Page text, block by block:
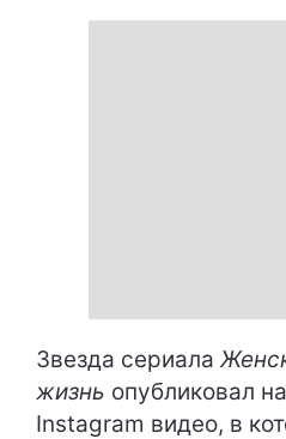
Звезда сериала
жизнь опубликовал
Instagram видео, в